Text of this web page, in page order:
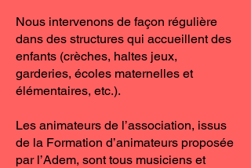
Nous intervenons de façon régulière
dans des structures qui accueillent des
enfants (crèches, haltes jeux,
garderies, écoles maternelles et
élémentaires, etc.).
Les animateurs de l’association, issus
de la Formation d’animateurs proposée
par l’Adem, sont tous musiciens et